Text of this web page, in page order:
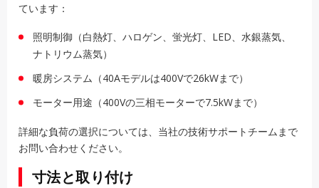
ています：
照明制御（白熱灯、ハロゲン、蛍光灯、LED、水銀蒸気、
ナトリウム蒸気）
暖房システム（40Aモデルは400Vで26kWまで）
モーター用途（400Vの三相モーターで7.5kWまで）
詳細な負荷の選択については、当社の技術サポートチームまで
お問い合わせください。
寸法と取り付け